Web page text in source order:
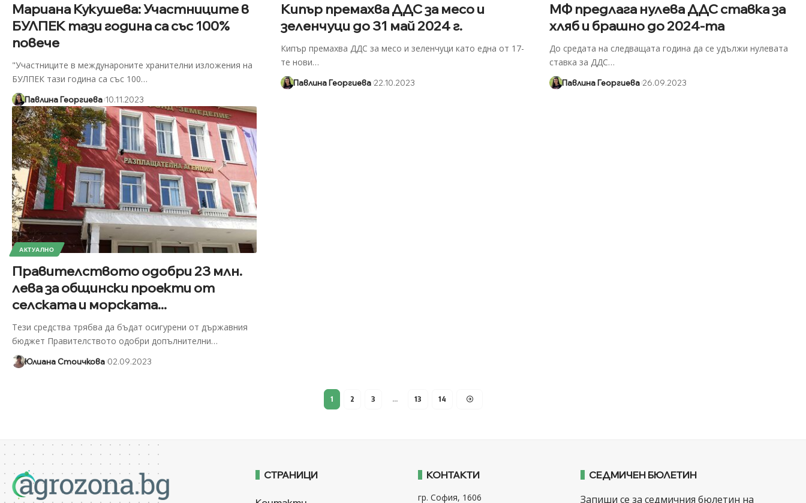
Мариана Кукушева: Участниците в
БУЛПЕК тази година са със 100%
повече
"Участниците в междунароните хранителни изложения на
БУЛПЕК тази година са със 100…
Павлина Георгиева 10.11.2023
Кипър премахва ДДС за месо и
зеленчуци до 31 май 2024 г.
Кипър премахва ДДС за месо и зеленчуци като една от 17-
те нови…
Павлина Георгиева 22.10.2023
МФ предлага нулева ДДС ставка за
хляб и брашно до 2024-та
До средата на следващата година да се удължи нулевата
ставка за ДДС…
Павлина Георгиева 26.09.2023
АКТУАЛНО
Правителството одобри 23 млн.
лева за общински проекти от
селската и морската...
Тези средства трябва да бъдат осигурени от държавния
бюджет Правителството одобри допълнителни…
Юлиана Стоичкова 02.09.2023
1 2 3 … 13 14
СТРАНИЦИ КОНТАКТИ
гр. София, 1606
СЕДМИЧЕН БЮЛЕТИН
Запиши се за седмичния бюлетин на